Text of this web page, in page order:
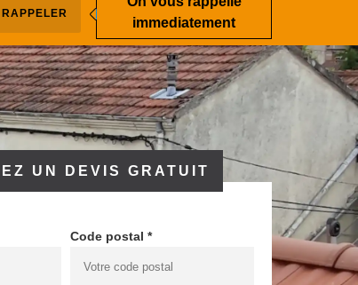
immediatement
UN DEVIS GRATUIT
Code postal *